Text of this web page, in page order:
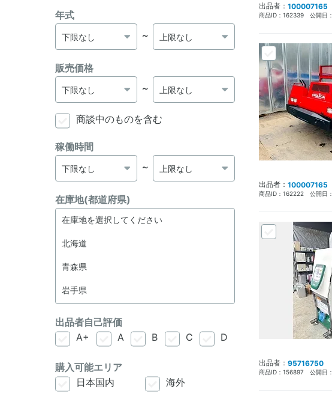
出品者： 100007165
商品ID： 162339 公開日：
出品者： 100007165
商品ID： 162222 公開日：
出品者： 95716750
商品ID： 156897 公開日：
年式
～
販売価格
～
商談中のものを含む
稼働時間
～
在庫地(都道府県)
出品者自己評価
A+
A B C D
購入可能エリア
日本国内
海外